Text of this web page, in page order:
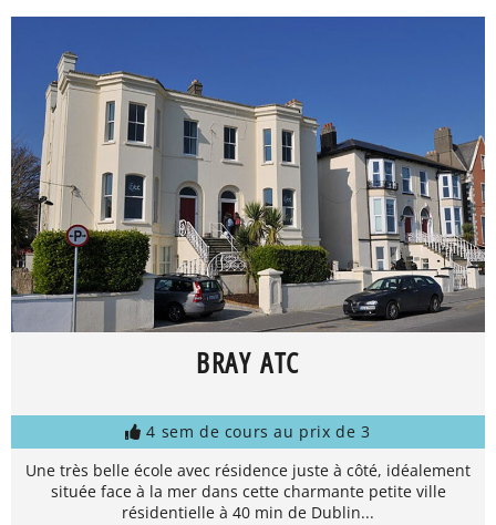
BRAY ATC
4 sem de cours au prix de 3
Une très belle école avec résidence juste à côté, idéalement
située face à la mer dans cette charmante petite ville
résidentielle à 40 min de Dublin...